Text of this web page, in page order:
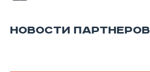
НОВОСТИ ПАРТНЕРОВ